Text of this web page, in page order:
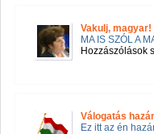
Vakulj, magyar!
MA IS SZÓL A
Hozzászólások
Válogatás
Ez itt az én